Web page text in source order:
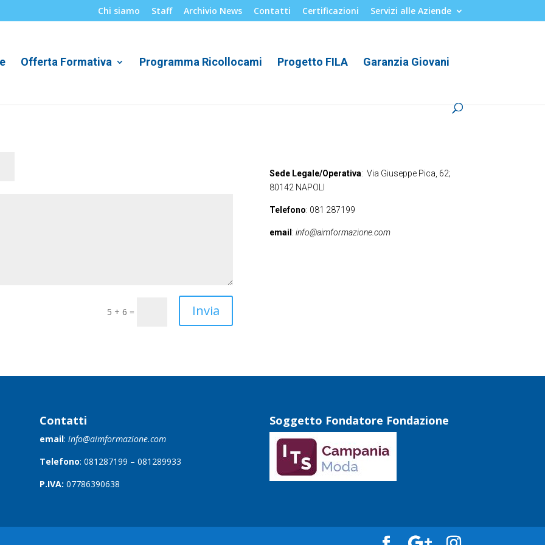
Chi siamo Staff Archivio News Contatti Certificazioni Servizi alle Aziende
Offerta Formativa Programma Ricollocami Progetto FILA Garanzia Giovani
5 + 6 = Invia
Sede Legale/Operativa: Via Giuseppe Pica, 62;
80142 NAPOLI
Telefono: 081 287199
email : info@aimformazione.com
Contatti
email: info@aimformazione.com
Telefono: 081287199 – 081289933
P.IVA: 07786390638
Soggetto Fondatore Fondazione